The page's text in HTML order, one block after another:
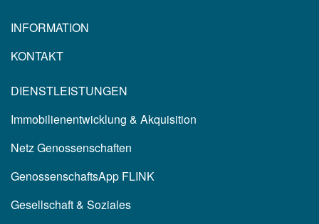
INFORMATION
KONTAKT
DIENSTLEISTUNGEN
Immobilienentwicklung & Akquisition
Netz Genossenschaften
GenossenschaftsApp FLINK
Gesellschaft & Soziales